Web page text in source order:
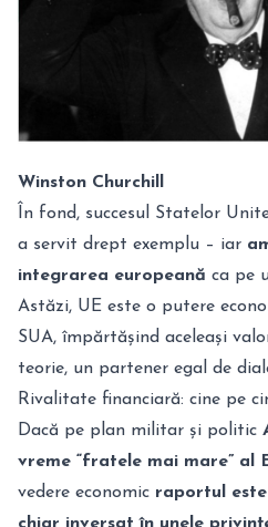
Winston Churchill
În fond, succesul Statelor
a servit drept exemplu – iar
integrarea europeană ca pe
Astăzi, UE este o putere
SUA, împărtășind aceleași
teorie, un partener egal de
Rivalitate financiară: cine pe
Dacă pe plan militar și politic
vreme “fratele mai mare” al
vedere economic raportul